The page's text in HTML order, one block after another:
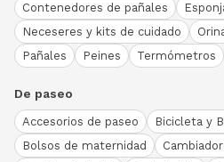
Contenedores de pañales
Neceseres y kits de cuidado
Pañales
Peines Termómetros
De paseo
Accesorios de paseo
Bicicleta y
Bolsos de maternidad